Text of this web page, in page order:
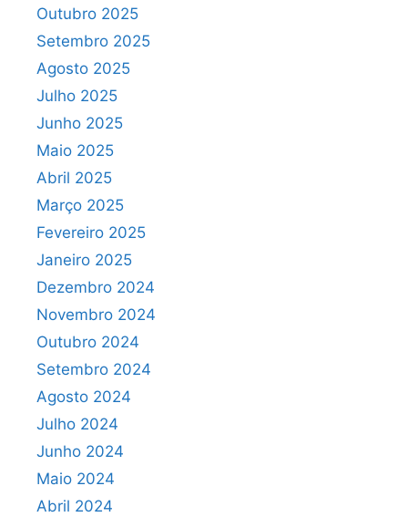
Outubro 2025
Setembro 2025
Agosto 2025
Julho 2025
Junho 2025
Maio 2025
Abril 2025
Março 2025
Fevereiro 2025
Janeiro 2025
Dezembro 2024
Novembro 2024
Outubro 2024
Setembro 2024
Agosto 2024
Julho 2024
Junho 2024
Maio 2024
Abril 2024